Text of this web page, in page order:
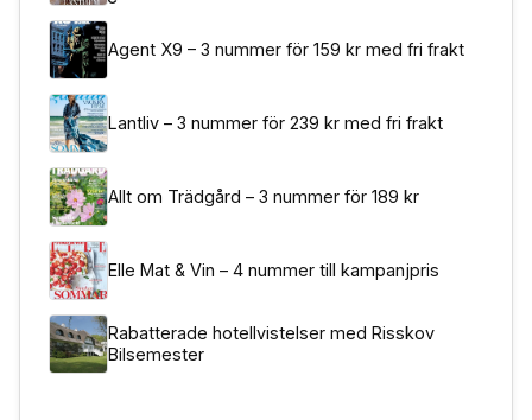
Agent X9 – 3 nummer för 159 kr med fri frakt
Lantliv – 3 nummer för 239 kr med fri frakt
Allt om Trädgård – 3 nummer för 189 kr
Elle Mat & Vin – 4 nummer till kampanjpris
Rabatterade hotellvistelser med Risskov
Bilsemester